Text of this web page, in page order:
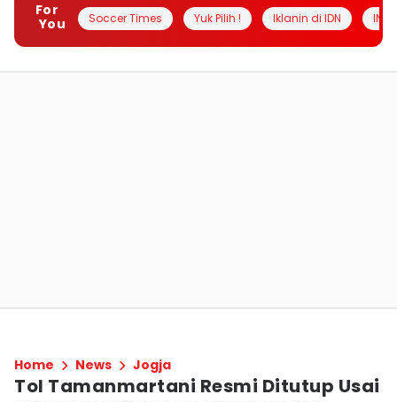
For
You
Soccer Times Yuk Pilih ! Iklanin di IDN
Home News Jogja
Tol Tamanmartani Resmi Ditutup Usai